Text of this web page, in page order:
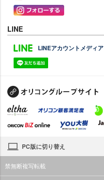
LINE
LINEアカウントメディア
PC版に切り替え
禁無断複写転載